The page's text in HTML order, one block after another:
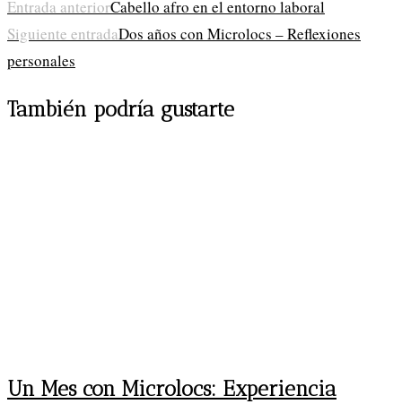
Leer
más
Entrada anteriorCabello afro en el entorno laboral
Siguiente entradaDos años con Microlocs – Reflexiones
personales
También podría gustarte
Un Mes con Microlocs: Experiencia